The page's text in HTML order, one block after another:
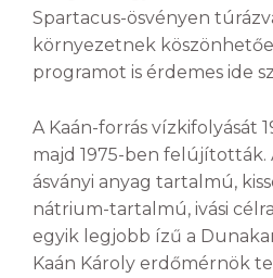
Spartacus-ösvényen
környezetnek
programot is érdemes ide
A Kaán-forrás vízkifolyását
majd 1975-ben felújították.
ásványi anyag tartalmú,
nátrium-tartalmú, ivási
egyik legjobb ízű a
Kaán Károly erdőmérnök